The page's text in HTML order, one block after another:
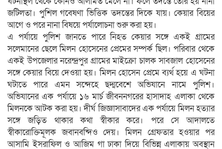
জটিলতা। পুশিল গবেষণা ভিত্তিক তদন্তের দিকে যায়। কেয়ার বিয়ের
আগে ও পরে নানা বিষয়ে পর্যালোচনা শুরু করা হয়।
এ পর্যায়ে পুলিশ জানতে পারে নিহত কেয়ার সঙ্গে একই গ্রামের
সলেমানের ছেলে মিলন হোসেনের প্রেমের সম্পর্ক ছিল। পরিবার থেকে
একই উপজেলার নরেন্দ্রপুর গ্রামের মাইক্রো চালক সাবজাল হোসেনের
সঙ্গে কেয়ার বিয়ে দেওয়া হয়। মিলন হোসেন প্রেমে ব্যর্থ হয়ে এ ঘটনা
ঘটাতে পারে এমন সন্দেহে ছদ্মবেশে অভিযানে নামে পুলিশ।
অভিযানের এক পর্যায়ে ১৬ মার্চ জীবননগরের হাসাদাহ এলাকা থেকে
মিলনকে আটক করা হয়। দীর্ঘ জিজ্ঞাসাবাদের এক পর্যায়ে মিলন হত্যার
সঙ্গে জড়িত থাকার কথা স্বীকার করে। পরে সে আদালতে
স্বীকারোক্তিমূলক জবানবন্দিও দেয়। মিলন গ্রেফতার হওয়ার পর
আসামি ইসরাফিল ও আজিম গা ঢাকা দিয়ে বিভিন্ন এলাকায় অবস্থান